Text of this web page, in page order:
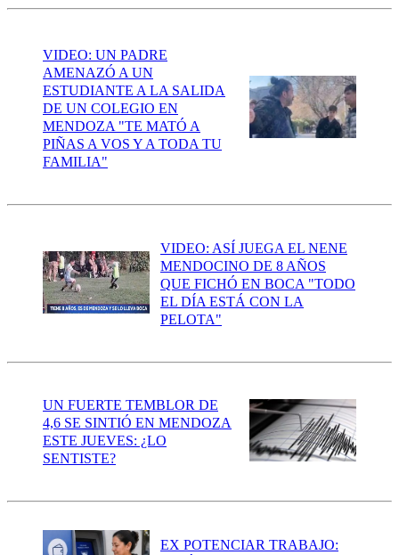
VIDEO: UN PADRE
AMENAZÓ A UN
ESTUDIANTE A LA SALIDA
DE UN COLEGIO EN
MENDOZA "TE MATÓ A
PIÑAS A VOS Y A TODA TU
FAMILIA"
VIDEO: ASÍ JUEGA EL NENE
MENDOCINO DE 8 AÑOS
QUE FICHÓ EN BOCA "TODO
EL DÍA ESTÁ CON LA
PELOTA"
UN FUERTE TEMBLOR DE
4,6 SE SINTIÓ EN MENDOZA
ESTE JUEVES: ¿LO
SENTISTE?
EX POTENCIAR TRABAJO: